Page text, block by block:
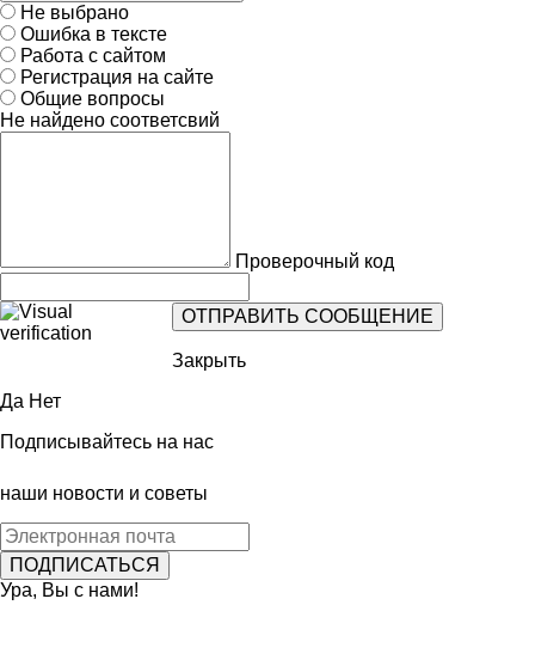
Не выбрано
Ошибка в тексте
Работа с сайтом
Регистрация на сайте
Общие вопросы
Не найдено соответсвий
Проверочный код
Закрыть
Да Нет
Подписывайтесь на нас
наши новости и советы
Ура, Вы с нами!